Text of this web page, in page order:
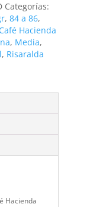
Categorías:
,84 a 86,
Café Hacienda
, Media,
, Risaralda
Hacienda